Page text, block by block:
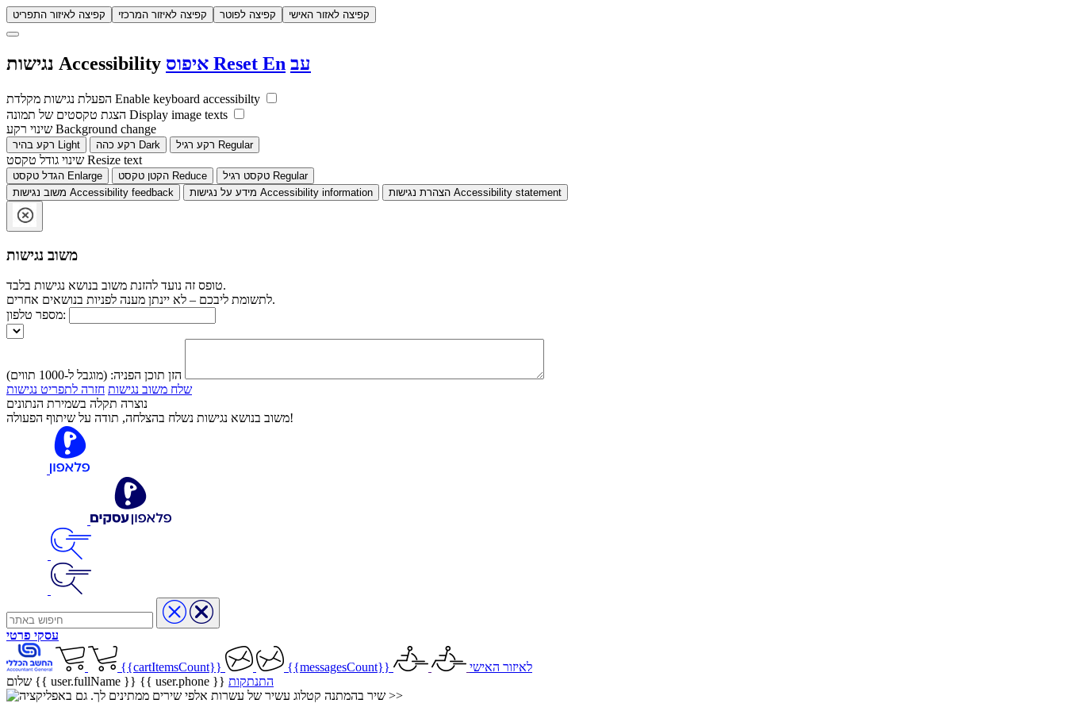
קפיצה לאיזור התפריט קפיצה לאיזור המרכזי קפיצה לפוטר קפיצה לאזור האישי
Accessibility Reset En עב
Enable keyboard accessibilty
Display image texts
Background change
Light Dark Regular
Resize text
Enlarge Reduce
Regular
Accessibility feedback Accessibility information Accessibility statement
משוב נגישות
טופס זה נועד להזנת משוב בנושא נגישות בלבד.
לתשומת ליבכם – לא יינתן מענה לפניות בנושאים אחרים.
מספר טלפון:
הזן תוכן הפניה: (מוגבל ל-1000 תווים)
שלח משוב נגישות חזרה לתפריט נגישות
נוצרה תקלה בשמירת הנתונים
משוב בנושא נגישות נשלח בהצלחה, תודה על שיתוף הפעולה!
עסקי פרטי
{{cartItemsCount}} {{messagesCount}}
לאיזור האישי
שלום {{ user.fullName }} {{ user.phone }} התנתקות